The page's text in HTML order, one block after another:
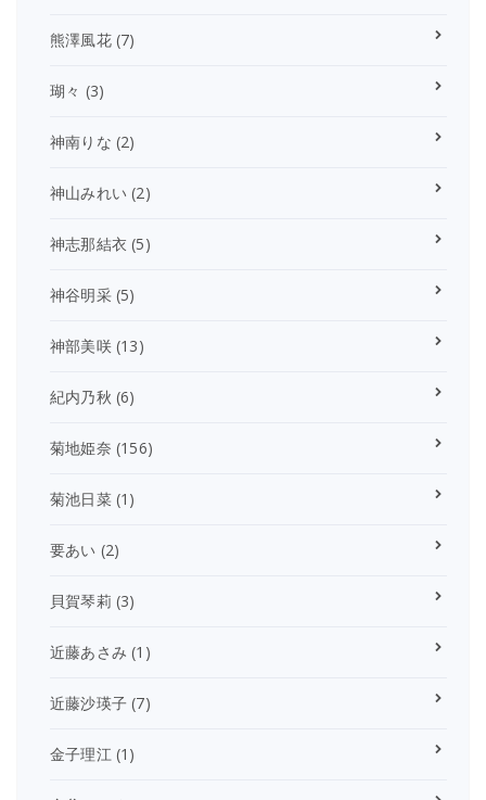
熊澤風花(7)
瑚々 (3)
神南りな (2)
神山みれい (2)
神志那結衣 (5)
神谷明采(5)
神部美咲(13)
紀内乃秋 (6)
菊地姫奈 (156)
菊池日菜(1)
要あい (2)
貝賀琴莉 (3)
近藤あさみ (1)
近藤沙瑛子 (7)
金子理江(1)